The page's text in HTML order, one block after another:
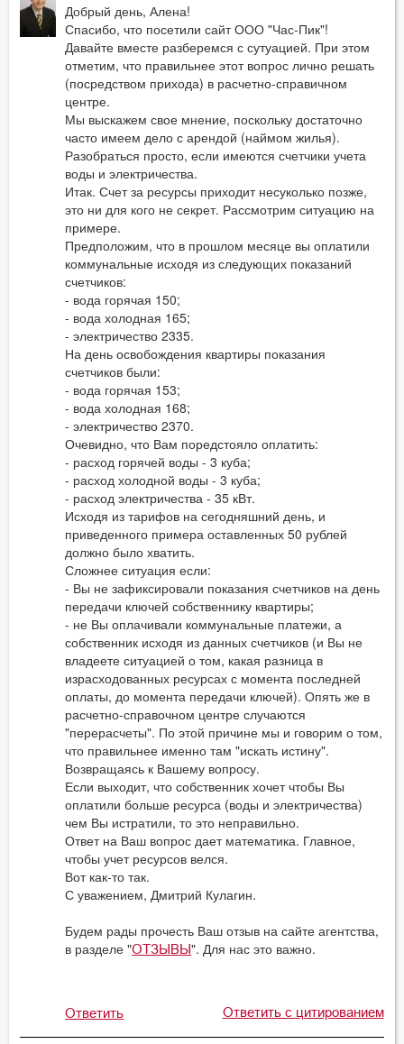
Добрый день, Алена!
Спасибо, что посетили сайт ООО "Час-Пик"!
Давайте вместе разберемся с сутуацией. При этом
отметим, что правильнее этот вопрос лично решать
(посредством прихода) в расчетно-справичном
центре.
Мы выскажем свое мнение, поскольку достаточно
часто имеем дело с арендой (наймом жилья).
Разобраться просто, если имеются счетчики учета
воды и электричества.
Итак. Счет за ресурсы приходит несуколько позже,
это ни для кого не секрет. Рассмотрим ситуацию на
примере.
Предположим, что в прошлом месяце вы оплатили
коммунальные исходя из следующих показаний
счетчиков:
- вода горячая 150;
- вода холодная 165;
- электричество 2335.
На день освобождения квартиры показания
счетчиков были:
- вода горячая 153;
- вода холодная 168;
- электричество 2370.
Очевидно, что Вам поредстояло оплатить:
- расход горячей воды - 3 куба;
- расход холодной воды - 3 куба;
- расход электричества - 35 кВт.
Исходя из тарифов на сегодняшний день, и
приведенного примера оставленных 50 рублей
должно было хватить.
Сложнее ситуация если:
- Вы не зафиксировали показания счетчиков на день
передачи ключей собственнику квартиры;
- не Вы оплачивали коммунальные платежи, а
собственник исходя из данных счетчиков (и Вы не
владеете ситуацией о том, какая разница в
израсходованных ресурсах с момента последней
оплаты, до момента передачи ключей). Опять же в
расчетно-справочном центре случаются
"перерасчеты". По этой причине мы и говорим о том,
что правильнее именно там "искать истину".
Возвращаясь к Вашему вопросу.
Если выходит, что собственник хочет чтобы Вы
оплатили больше ресурса (воды и электричества)
чем Вы истратили, то это неправильно.
Ответ на Ваш вопрос дает математика. Главное,
чтобы учет ресурсов велся.
Вот как-то так.
С уважением, Дмитрий Кулагин.
Будем рады прочесть Ваш отзыв на сайте агентства,
в разделе "ОТЗЫВЫ". Для нас это важно.
Ответить Ответить с цитированием